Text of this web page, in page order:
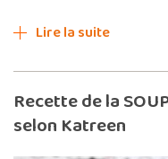
Lire la suite
Recette de la
selon Katreen